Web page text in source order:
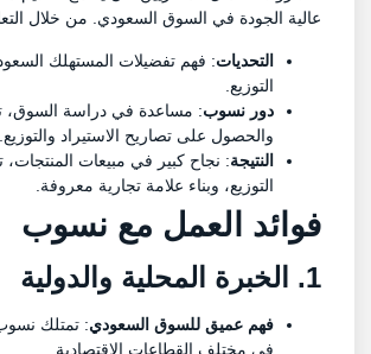
عالية الجودة في السوق السعودي. من خلال
التحديات: فهم تفضيلات المستهلك
التوزيع.
دور نسوب: مساعدة في دراسة السوق،
والحصول على تصاريح الاستيراد والتوزيع.
النتيجة: نجاح كبير في مبيعات المنتجات،
التوزيع، وبناء علامة تجارية معروفة.
فوائد العمل مع نسوب
1. الخبرة المحلية والدولية
فهم عميق للسوق السعودي: تمتلك نسوب
في مختلف القطاعات الاقتصادية.